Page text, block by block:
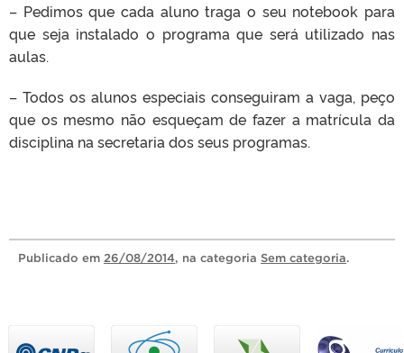
– Pedimos que cada aluno traga o seu notebook para
que seja instalado o programa que será utilizado nas
aulas.
– Todos os alunos especiais conseguiram a vaga, peço
que os mesmo não esqueçam de fazer a matrícula da
disciplina na secretaria dos seus programas.
Publicado em 26/08/2014, na categoria Sem categoria.